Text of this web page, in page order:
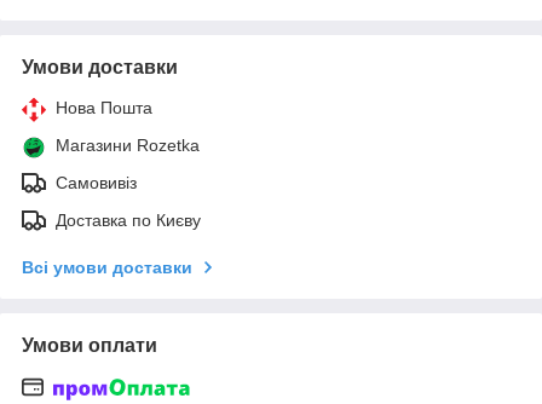
Умови доставки
Нова Пошта
Магазини Rozetka
Самовивіз
Доставка по Києву
Всі умови доставки
Умови оплати